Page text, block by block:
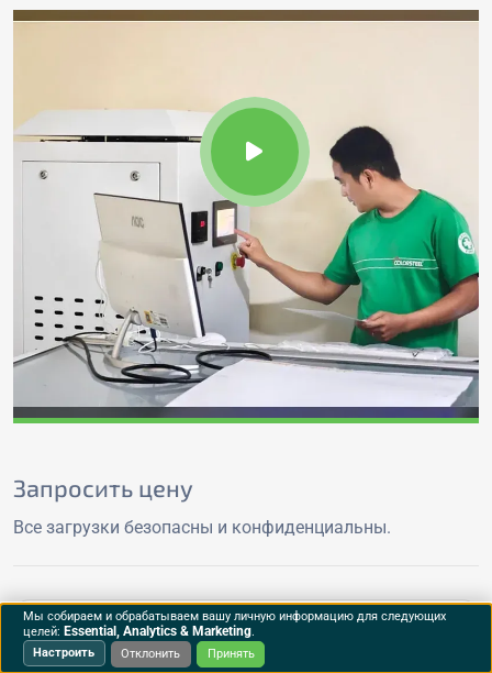
Запросить цену
Все загрузки безопасны и конфиденциальны.
Ваше имя
Мы собираем и обрабатываем вашу личную информацию для следующих
целей: Essential, Analytics & Marketing.
Настроить
Отклонить Принять